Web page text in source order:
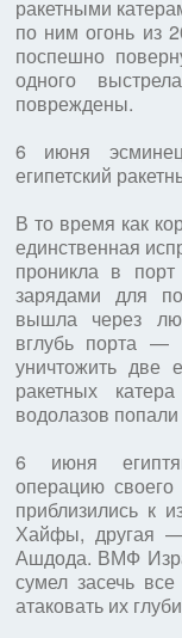
ракетными
по ним огонь из
поспешно
одного
повреждены.
6 июня
египетский
В то время как
единственная
проникла в
зарядами для
вышла через
вглубь порта —
уничтожить две
ракетных
водолазов
6 июня
операцию
приблизились к
Хайфы, другая
Ашдода. ВМФ
сумел засечь
атаковать их